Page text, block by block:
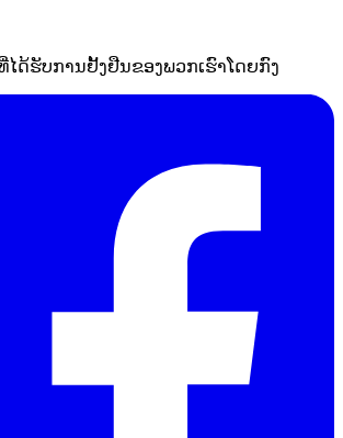
ໄດ້ຮັບການຢັ້ງຢືນຂອງພວກເຮົາໂດຍກົງ